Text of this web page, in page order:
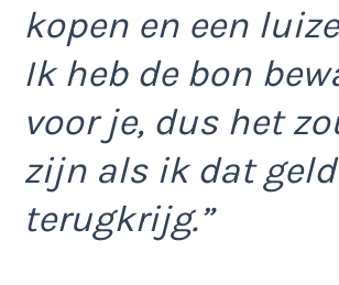
kopen en een
Ik heb de bon
voor je, dus het
zijn als ik dat
terugkrijg.”